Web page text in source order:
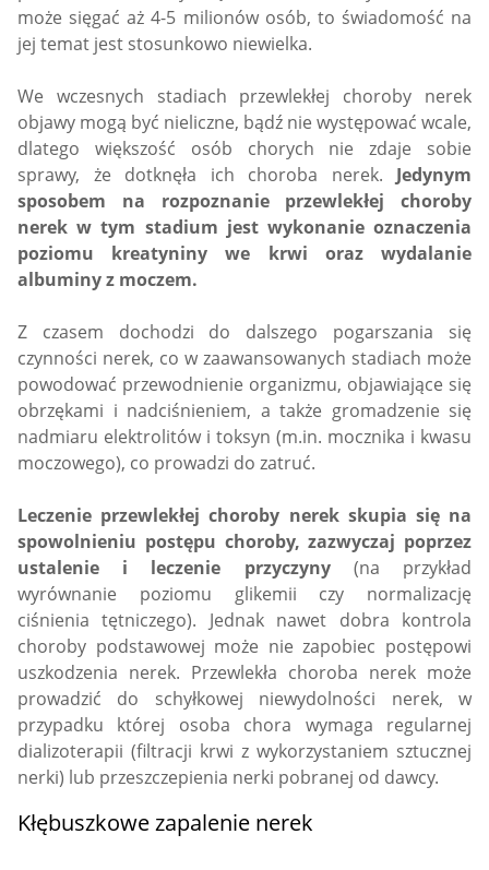
może sięgać aż 4-5 milionów osób, to świadomość na
jej temat jest stosunkowo niewielka.
We wczesnych stadiach przewlekłej choroby nerek
objawy mogą być nieliczne, bądź nie występować wcale,
dlatego większość osób chorych nie zdaje sobie
sprawy, że dotknęła ich choroba nerek. Jedynym
sposobem na rozpoznanie przewlekłej choroby
nerek w tym stadium jest wykonanie oznaczenia
poziomu kreatyniny we krwi oraz wydalanie
albuminy z moczem.
Z czasem dochodzi do dalszego pogarszania się
czynności nerek, co w zaawansowanych stadiach może
powodować przewodnienie organizmu, objawiające się
obrzękami i nadciśnieniem, a także gromadzenie się
nadmiaru elektrolitów i toksyn (m.in. mocznika i kwasu
moczowego), co prowadzi do zatruć.
Leczenie przewlekłej choroby nerek skupia się na
spowolnieniu postępu choroby, zazwyczaj poprzez
ustalenie i leczenie przyczyny(na przykład
wyrównanie poziomu glikemii czy normalizację
ciśnienia tętniczego). Jednak nawet dobra kontrola
choroby podstawowej może nie zapobiec postępowi
uszkodzenia nerek. Przewlekła choroba nerek może
prowadzić do schyłkowej niewydolności nerek, w
przypadku której osoba chora wymaga regularnej
dializoterapii (filtracji krwi z wykorzystaniem sztucznej
nerki) lub przeszczepienia nerki pobranej od dawcy.
Kłębuszkowe zapalenie nerek